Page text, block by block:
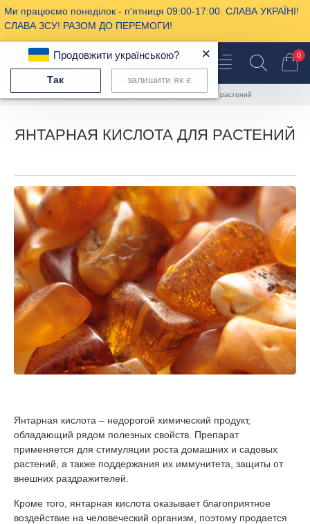
Ми працюємо понеділок - п'ятниця 09:00-17:00. СЛАВА УКРАЇНІ!
СЛАВА ЗСУ! РАЗОМ ДО ПЕРЕМОГИ!
0
Записи сайта Янтарная кислота для растений
ЯНТАРНАЯ КИСЛОТА ДЛЯ РАСТЕНИЙ
Янтарная кислота – недорогой химический продукт,
обладающий рядом полезных свойств. Препарат
применяется для стимуляции роста домашних и садовых
растений, а также поддержания их иммунитета, защиты от
внешних раздражителей.
Кроме того, янтарная кислота оказывает благоприятное
воздействие на человеческий организм, поэтому продается
Продовжити українською? ×
Так залишити як є